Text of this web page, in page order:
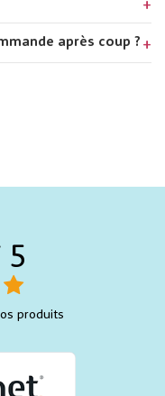
après coup ?
5
produits